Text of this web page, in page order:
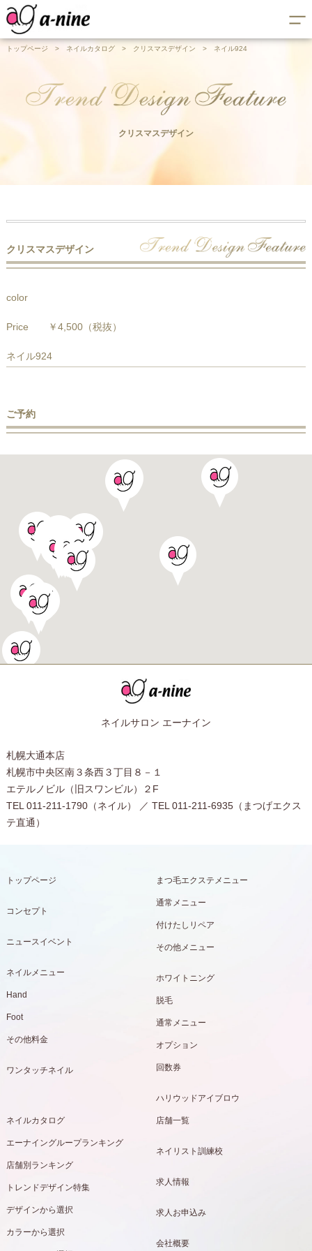
トップページ > ネイルカタログ > クリスマスデザイン > ネイル924
クリスマスデザイン
クリスマスデザイン
color
Price ￥4,500（税抜）
ネイル924
ご予約
ネイルサロン エーナイン
札幌大通本店
札幌市中央区南３条西３丁目８－１
エテルノビル（旧スワンビル）２F
TEL 011-211-1790（ネイル） ／ TEL 011-211-6935（まつげエクス
テ直通）
トップページ
コンセプト
ニュースイベント
ネイルメニュー
Hand
Foot
その他料金
ワンタッチネイル
まつ毛エクステメニュー
通常メニュー
付けたしリペア
その他メニュー
ホワイトニング
脱毛
通常メニュー
オプション
回数券
ハリウッドアイブロウ
ネイルカタログ
エーナイングループランキング
店舗別ランキング
トレンドデザイン特集
デザインから選択
カラーから選択
店舗一覧
ネイリスト訓練校
求人情報
求人お申込み
会社概要